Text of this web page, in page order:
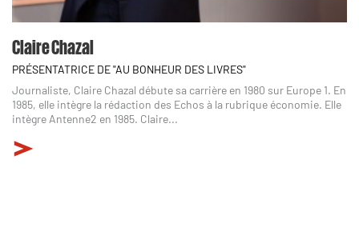
Claire Chazal
PRÉSENTATRICE DE "AU BONHEUR DES LIVRES"
Journaliste, Claire Chazal débute sa carrière en 1980 sur Europe 1. En
1985, elle intègre la rédaction des Echos à la rubrique économie. Elle
intègre Antenne2 en 1985. Claire...